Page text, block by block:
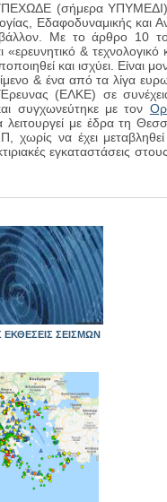
(σήμερα
Εδαφοδυναμικής και
Με το άρθρο 10
&
και ισχύει. Είναι
& ένα από τα λίγα
(ΕΛΚΕ) σε
συγχωνεύτηκε με τον
με έδρα τη
να έχει
εγκαταστάσεις
ΕΚΘΕΣΕΙΣ ΣΕΙΣΜΩΝ